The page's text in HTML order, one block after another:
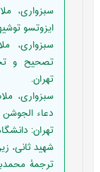
ایزوتسو
تصحیح و
تهران.
دعاء
تهران:
ترجمۀ